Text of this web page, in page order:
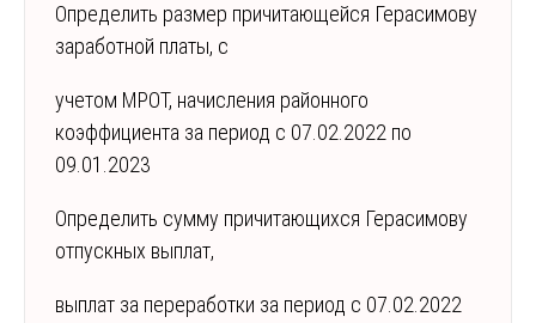
Определить размер причитающейся Герасимову
заработной платы, с
учетом МРОТ, начисления районного
коэффициента за период с 07.02.2022 по
09.01.2023
Определить сумму причитающихся Герасимову
отпускных выплат,
выплат за переработки за период с 07.02.2022